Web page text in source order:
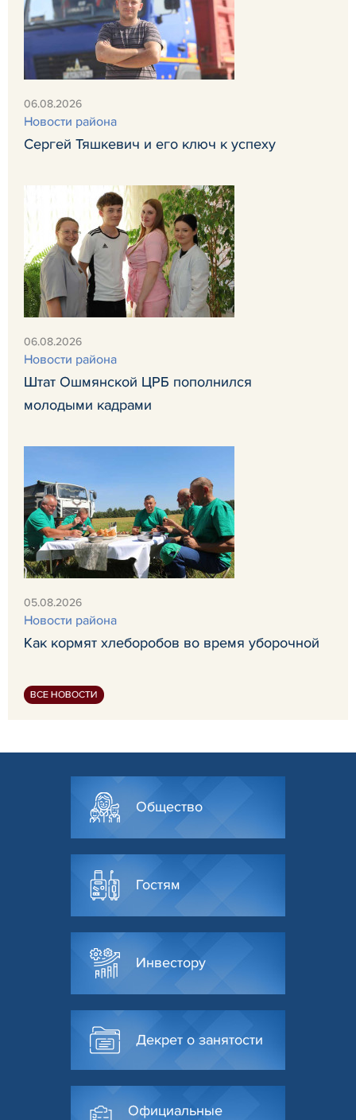
06.08.2026
Новости района
Сергей Тяшкевич и его ключ к успеху
06.08.2026
Новости района
Штат Ошмянской ЦРБ пополнился
молодыми кадрами
05.08.2026
Новости района
Как кормят хлеборобов во время уборочной
ВСЕ НОВОСТИ
Общество
Гостям
Инвестору
Декрет о занятости
Официальные